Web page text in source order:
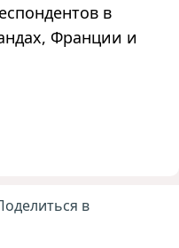
в
Франции и
в